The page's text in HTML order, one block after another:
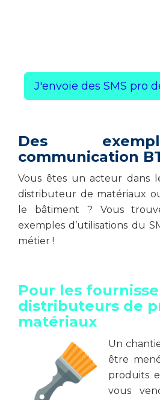
J'envoie des SMS pro
Des
communication
Vous êtes un acteur dans
distributeur de matériaux
le bâtiment ? Vous
exemples d’utilisations du
métier !
Pour les
distributeurs de
matériaux
Un
être
produits
vous